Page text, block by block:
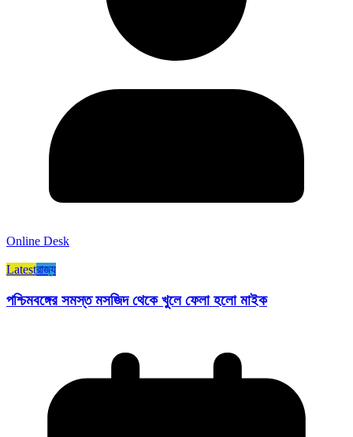
Online Desk
Latestরাজ্য​
পশ্চিমবঙ্গের সমস্ত মসজিদ থেকে খুলে ফেলা হলো মাইক